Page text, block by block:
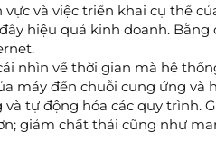
và việc triển khai cụ thể
hiệu quả kinh doanh. Bằng
nhìn về thời gian mà hệ
máy đến chuỗi cung ứng và
tự động hóa các quy trình.
giảm chất thải cũng như